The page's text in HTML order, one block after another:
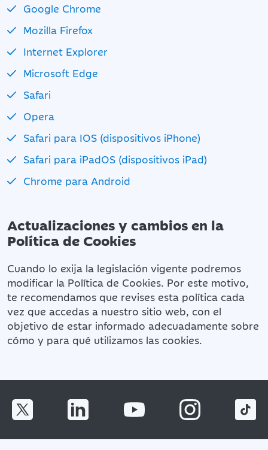
Google Chrome
Mozilla Firefox
Internet Explorer
Microsoft Edge
Safari
Opera
Safari para IOS (dispositivos iPhone)
Safari para iPadOS (dispositivos iPad)
Chrome para Android
Actualizaciones y cambios en la
Política de Cookies
Cuando lo exija la legislación vigente podremos
modificar la Política de Cookies. Por este motivo,
te recomendamos que revises esta política cada
vez que accedas a nuestro sitio web, con el
objetivo de estar informado adecuadamente sobre
cómo y para qué utilizamos las cookies.